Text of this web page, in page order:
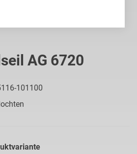
AG 6720
101100